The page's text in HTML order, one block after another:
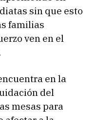
sin que esto
familias
ven en el
en la
del
mesas para